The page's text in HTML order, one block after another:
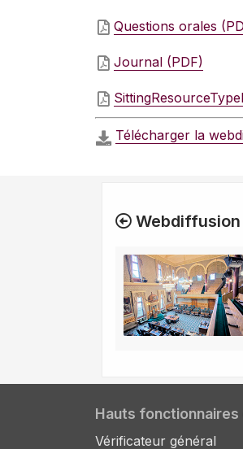
Questions orales
Journal (PDF)
Télécharger la
Hauts fonctionnaires
Vérificateur général